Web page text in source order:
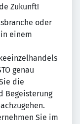
Zukunft!
oder
einem
genau
die
Begeisterung
Sie im